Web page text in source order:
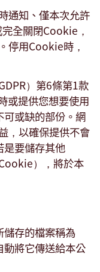
通知、僅本次允許
全關閉Cookie，
停用Cookie時，
）第6條第1款
或提供您想要使用
或缺的部份。網
，以確保提供不會
是要儲存其他
），將於本
儲存的檔案稱為
動將它傳送給本公